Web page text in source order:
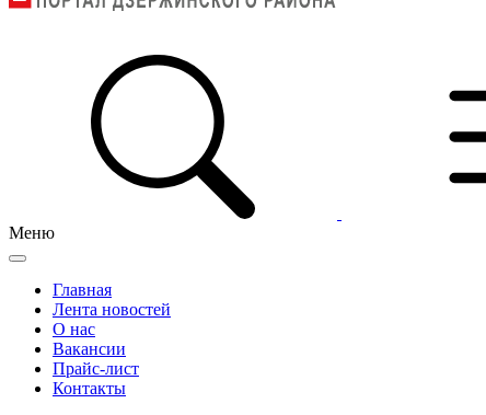
Меню
Главная
Лента новостей
О нас
Вакансии
Прайс-лист
Контакты